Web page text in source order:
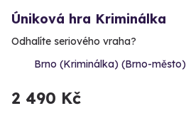
Úniková hra Kriminálka
Odhalíte seriového vraha?
Brno (Kriminálka) (Brno-město)
2 490 Kč